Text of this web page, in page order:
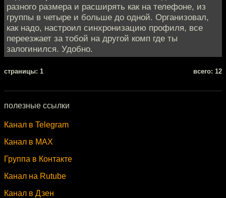
разного размера и расширять как на телефоне, из
группы в четыре и больше до одной. Организовал,
как надо, настроил синхронизацию профиля, все
переезжает за тобой на другой комп где ты
залогинился. Удобно.
cтраницы: 1 всего: 12
полезные ссылки
Канал в Telegram
Канал в MAX
Группа в Контакте
Канал на Rutube
Канал в Дзен